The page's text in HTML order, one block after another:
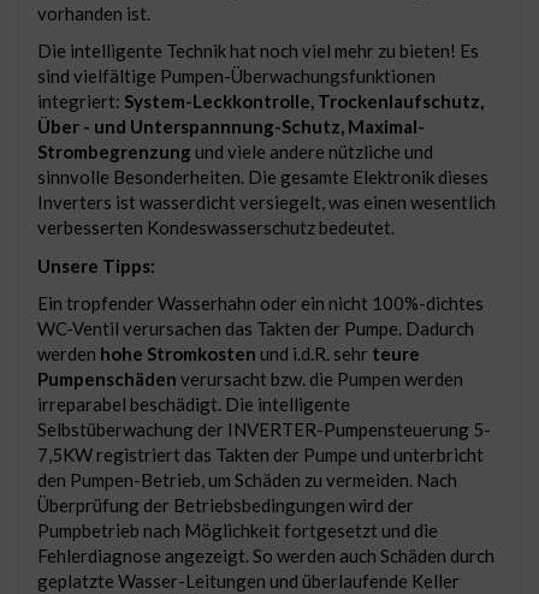
vorhanden ist.
Die intelligente Technik hat noch viel mehr zu bieten! Es
sind vielfältige Pumpen-Überwachungsfunktionen
integriert: System-Leckkontrolle, Trockenlaufschutz,
Über - und Unterspannnung-Schutz, Maximal-
Strombegrenzung und viele andere nützliche und
sinnvolle Besonderheiten. Die gesamte Elektronik dieses
Inverters ist wasserdicht versiegelt, was einen wesentlich
verbesserten Kondeswasserschutz bedeutet.
Unsere Tipps:
Ein tropfender Wasserhahn oder ein nicht 100%-dichtes
WC-Ventil verursachen das Takten der Pumpe. Dadurch
werden hohe Stromkosten und i.d.R. sehr teure
Pumpenschäden verursacht bzw. die Pumpen werden
irreparabel beschädigt. Die intelligente
Selbstüberwachung der INVERTER-Pumpensteuerung 5-
7,5KW registriert das Takten der Pumpe und unterbricht
den Pumpen-Betrieb, um Schäden zu vermeiden. Nach
Überprüfung der Betriebsbedingungen wird der
Pumpbetrieb nach Möglichkeit fortgesetzt und die
Fehlerdiagnose angezeigt. So werden auch Schäden durch
geplatzte Wasser-Leitungen und überlaufende Keller